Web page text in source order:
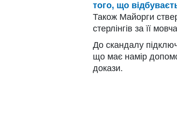
того, що
Також Майорги
стерлінгів за її
До скандалу
що має намір
докази.